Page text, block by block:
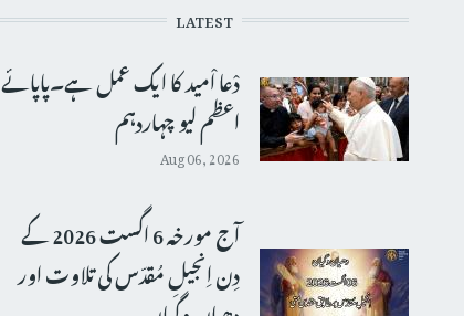
LATEST
دْعا اْمید کا ایک عمل ہے۔پاپائے
اعظم لیو چہاردہم
Aug 06, 2026
آج مورخہ 6 اگست 2026 کے
دِن اِنجیلِ مُقدّس کی تلاوت اور